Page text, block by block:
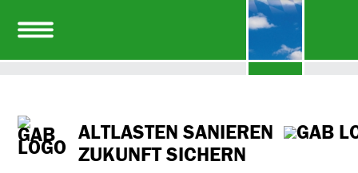
ALTLASTEN SANIEREN
ZUKUNFT SICHERN